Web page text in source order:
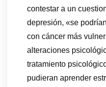
contestar a un
depresión, «se
con cáncer más
alteraciones
tratamiento
pudieran aprender